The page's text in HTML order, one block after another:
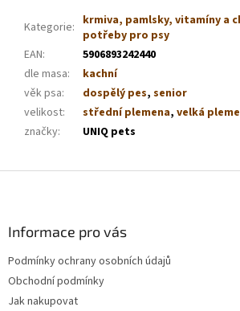
Kategorie: krmiva, pamlsky, vitamíny a
potřeby pro psy
EAN:
5906893242440
dle masa:
kachní
věk psa: dospělý pes, senior
velikost: střední plemena, velká
značky: UNIQ pets
Informace pro vás
Podmínky ochrany osobních údajů
Obchodní podmínky
Jak nakupovat